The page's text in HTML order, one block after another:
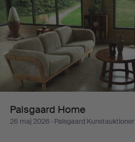
Home
Palsgaard Home
26 maj 2026 · Palsgaard Kunstauktioner